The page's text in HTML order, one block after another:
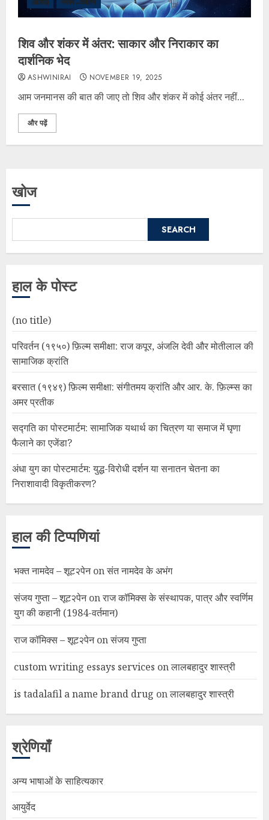
आलेख भजन–कीर्तन
शिव और शंकर में अंतर: साकार और निराकार का
दार्शनिक भेद
ASHWINIRAI NOVEMBER 19, 2025
आम जनमानस की बात की जाए तो शिव और शंकर में कोई अंतर नहीं...
और पढ़ें
खोज
SEARCH
हाल के पोस्ट
(no title)
परिवर्तन (१९५०) फ़िल्म समीक्षा: राज कपूर, अंजलि देवी और मोतीलाल की
सामाजिक क्रांति
बरसात (१९४९) फ़िल्म समीक्षा: संगीतमय क्रांति और आर. के. फ़िल्म्स का
अमर प्रतीक
सद्गति का पोस्टमार्टम: सामाजिक यथार्थ का चित्रण या समाज में घृणा
फैलाने का एजेंडा?
अंधा युग का पोस्टमार्टम: युद्ध-विरोधी दर्शन या सनातन चेतना का
निराशावादी विकृतीकरण?
हाल की टिप्पणियां
भक्त नामदेव – शूट२पेनonसंत नामदेव के अभंग
संजय गुप्ता – शूट२पेनonराज कॉमिक्स के संस्थापक, पात्र और स्वर्णिम
युग की कहानी (1984-वर्तमान)
राज कॉमिक्स – शूट२पेनonसंजय गुप्ता
custom writing essays services onलालबहादुर शास्त्री
is tadalafil a name brand drug onलालबहादुर शास्त्री
श्रेणियाँ
अन्य भाषाओं के साहित्यकार
आयुर्वेद